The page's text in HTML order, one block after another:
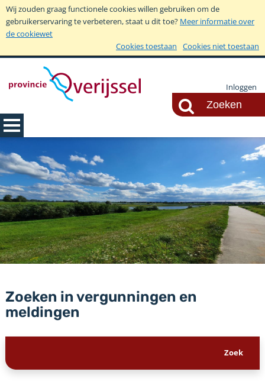
Wij zouden graag functionele cookies willen gebruiken om de
gebruikerservaring te verbeteren, staat u dit toe? Meer informatie over
de cookiewet
Cookies toestaan
Cookies niet toestaan
Inloggen
Zoeken in vergunningen en
meldingen